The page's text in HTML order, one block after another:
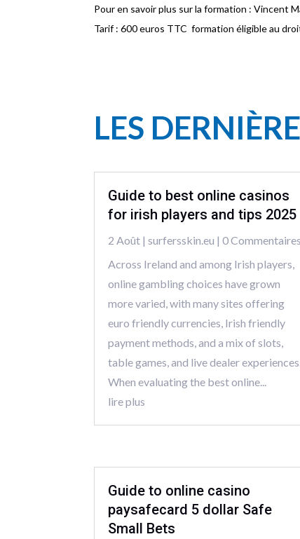
Pour en savoir plus sur la formation : Vincent
Tarif : 600 euros TTC  formation éligible au
LES
Guide to best online casinos
for irish players and tips 2025
2 Août |surfersskin.eu | 0 Commentaires
Across Ireland and among Irish players,
online gambling choices have grown
more varied, with many sites offering
euro friendly currencies, Irish friendly
payment methods, and a mix of slots,
table games, and live dealer
When evaluating the best online...
lire plus
Guide to online casino
paysafecard 5 dollar Safe
Small Bets